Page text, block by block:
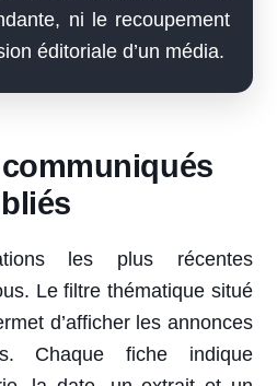
ni le recoupement
éditoriale d’un média.
les plus récentes
Le filtre thématique situé
d’afficher les annonces
Chaque fiche indique